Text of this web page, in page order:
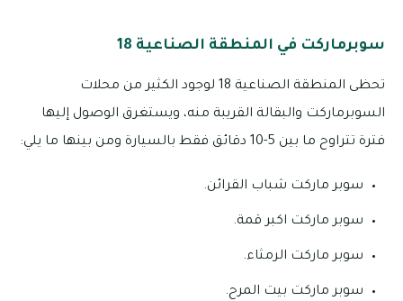
سوبرماركت في المنطقة الصناعية 18
تحظى المنطقة الصناعية 18 لوجود الكثير من محلات
السوبرماركت والبقالة القريبة منه، ويستغرق الوصول إليها
فترة تتراوح ما بين 5-10 دقائق فقط بالسيارة ومن بينها ما يلي:
سوبر ماركت شباب القرائن.
سوبر ماركت اكبر قمة.
سوبر ماركت الرمثاء.
سوبر ماركت بيت المرح.